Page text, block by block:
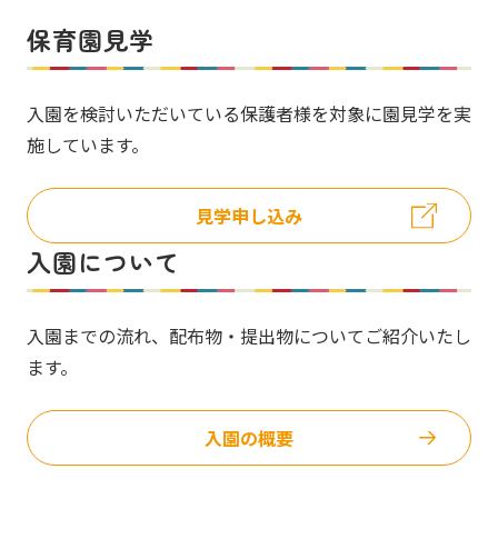
保育園見学
入園を検討いただいている保護者様を対象に園見学を実
施しています。
見学申し込み
入園について
入園までの流れ、配布物・提出物についてご紹介いたし
ます。
入園の概要